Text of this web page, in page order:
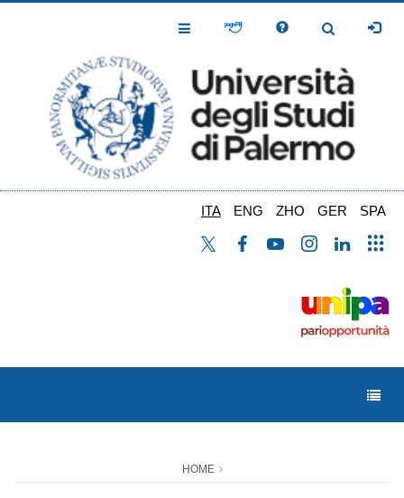
Toggle
Toggle
ITA ENG ZHO GER SPA
HOME